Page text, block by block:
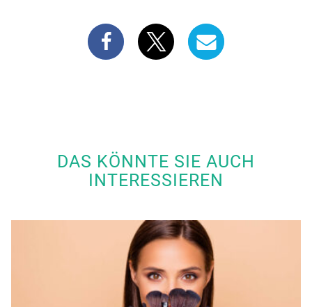
DAS KÖNNTE SIE AUCH
INTERESSIEREN